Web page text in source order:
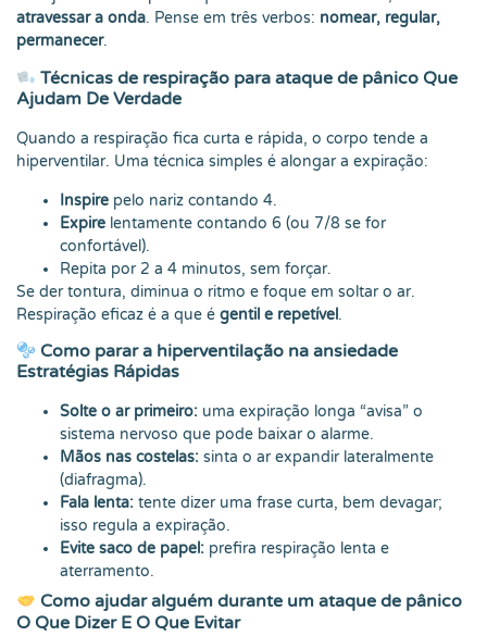
atravessar a onda. Pense em três verbos: nomear, regular,
permanecer.
Técnicas de respiração para ataque de pânico Que
Ajudam De Verdade
Quando a respiração fica curta e rápida, o corpo tende a
hiperventilar. Uma técnica simples é alongar a expiração:
Inspire pelo nariz contando 4.
Expire lentamente contando 6 (ou 7/8 se for
confortável).
Repita por 2 a 4 minutos, sem forçar.
Se der tontura, diminua o ritmo e foque em soltar o ar.
Respiração eficaz é a que é gentil e repetível.
Como parar a hiperventilação na ansiedade
Estratégias Rápidas
Solte o ar primeiro: uma expiração longa “avisa” o
sistema nervoso que pode baixar o alarme.
Mãos nas costelas: sinta o ar expandir lateralmente
(diafragma).
Fala lenta: tente dizer uma frase curta, bem devagar;
isso regula a expiração.
Evite saco de papel: prefira respiração lenta e
aterramento.
Como ajudar alguém durante um ataque de pânico
O Que Dizer E O Que Evitar